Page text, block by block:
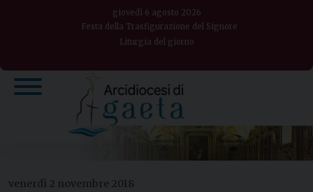
giovedì 6 agosto 2026
Festa della Trasfigurazione del Signore
Liturgia del giorno
venerdì 2 novembre 2018